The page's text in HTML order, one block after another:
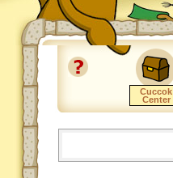
Cuccok
Center